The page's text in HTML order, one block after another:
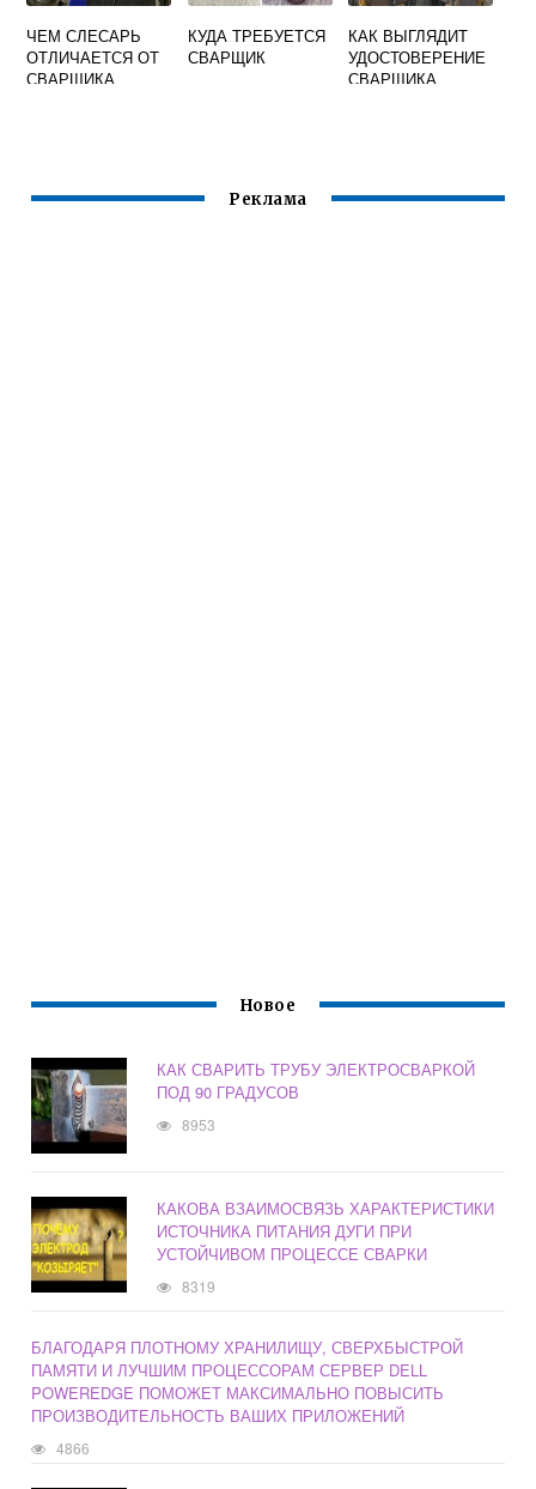
ЧЕМ СЛЕСАРЬ
ОТЛИЧАЕТСЯ ОТ
СВАРЩИКА
КУДА ТРЕБУЕТСЯ
СВАРЩИК
КАК ВЫГЛЯДИТ
УДОСТОВЕРЕНИЕ
СВАРЩИКА
Реклама
Новое
КАК СВАРИТЬ ТРУБУ ЭЛЕКТРОСВАРКОЙ
ПОД 90 ГРАДУСОВ
8953
КАКОВА ВЗАИМОСВЯЗЬ ХАРАКТЕРИСТИКИ
ИСТОЧНИКА ПИТАНИЯ ДУГИ ПРИ
УСТОЙЧИВОМ ПРОЦЕССЕ СВАРКИ
8319
БЛАГОДАРЯ ПЛОТНОМУ ХРАНИЛИЩУ, СВЕРХБЫСТРОЙ
ПАМЯТИ И ЛУЧШИМ ПРОЦЕССОРАМ СЕРВЕР DELL
POWEREDGE ПОМОЖЕТ МАКСИМАЛЬНО ПОВЫСИТЬ
ПРОИЗВОДИТЕЛЬНОСТЬ ВАШИХ ПРИЛОЖЕНИЙ
4866